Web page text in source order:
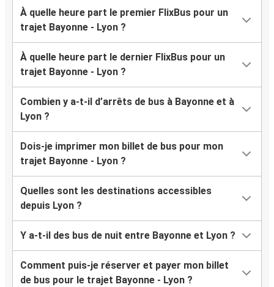
À quelle heure part le premier FlixBus pour un
trajet Bayonne - Lyon ?
À quelle heure part le dernier FlixBus pour un
trajet Bayonne - Lyon ?
Combien y a-t-il d’arrêts de bus à Bayonne et à
Lyon ?
Dois-je imprimer mon billet de bus pour mon
trajet Bayonne - Lyon ?
Quelles sont les destinations accessibles
depuis Lyon ?
Y a-t-il des bus de nuit entre Bayonne et Lyon ?
Comment puis-je réserver et payer mon billet
de bus pour le trajet Bayonne - Lyon ?